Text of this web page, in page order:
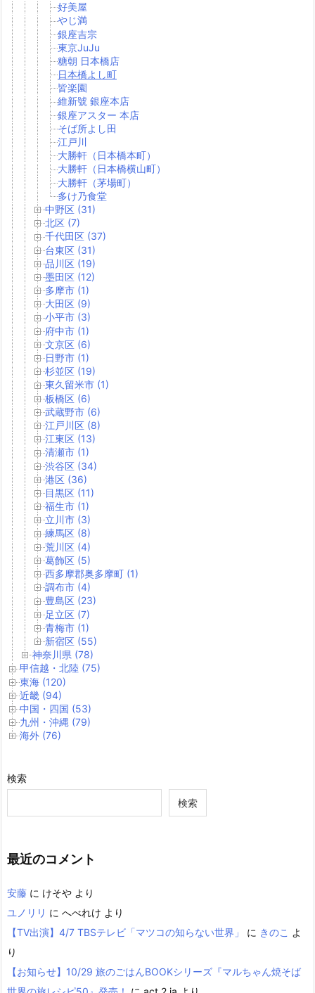
好美屋
やじ満
銀座吉宗
東京JuJu
糖朝 日本橋店
日本橋よし町
皆楽園
維新號 銀座本店
銀座アスター 本店
そば所よし田
江戸川
大勝軒（日本橋本町）
大勝軒（日本橋横山町）
大勝軒（茅場町）
多け乃食堂
中野区 (31)
北区 (7)
千代田区 (37)
台東区 (31)
品川区 (19)
墨田区 (12)
多摩市 (1)
大田区 (9)
小平市 (3)
府中市 (1)
文京区 (6)
日野市 (1)
杉並区 (19)
東久留米市 (1)
板橋区 (6)
武蔵野市 (6)
江戸川区 (8)
江東区 (13)
清瀬市 (1)
渋谷区 (34)
港区 (36)
目黒区 (11)
福生市 (1)
立川市 (3)
練馬区 (8)
荒川区 (4)
葛飾区 (5)
西多摩郡奥多摩町 (1)
調布市 (4)
豊島区 (23)
足立区 (7)
青梅市 (1)
新宿区 (55)
神奈川県 (78)
甲信越・北陸 (75)
東海 (120)
近畿 (94)
中国・四国 (53)
九州・沖縄 (79)
海外 (76)
検索
検索
最近のコメント
安藤 に けそや より
ユノリリ に へべれけ より
【TV出演】4/7 TBSテレビ「マツコの知らない世界」
に きのこ よ
り
【お知らせ】10/29 旅のごはんBOOKシリーズ『マルちゃん焼そば